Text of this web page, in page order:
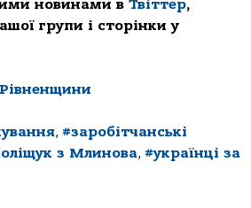
новинами в Твіттер,
групи і сторінки у
, #заробітчанські
з Млинова, #українці за